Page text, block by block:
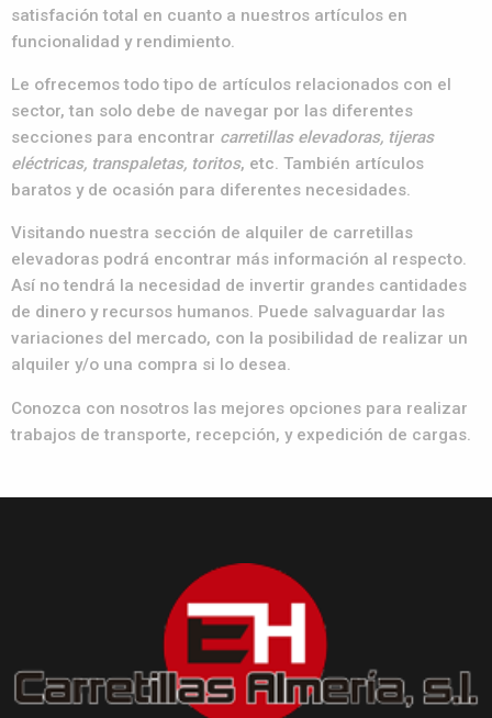
satisfación total en cuanto a nuestros artículos en
funcionalidad y rendimiento.
Le ofrecemos todo tipo de artículos relacionados con el
sector, tan solo debe de navegar por las diferentes
secciones para encontrar carretillas elevadoras, tijeras
eléctricas, transpaletas, toritos, etc. También artículos
baratos y de ocasión para diferentes necesidades.
Visitando nuestra sección de alquiler de carretillas
elevadoras podrá encontrar más información al respecto.
Así no tendrá la necesidad de invertir grandes cantidades
de dinero y recursos humanos. Puede salvaguardar las
variaciones del mercado, con la posibilidad de realizar un
alquiler y/o una compra si lo desea.
Conozca con nosotros las mejores opciones para realizar
trabajos de transporte, recepción, y expedición de cargas.